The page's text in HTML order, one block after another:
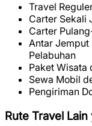
Travel
Carter Sekali
Carter
Antar Jemput
Pelabuhan
Paket Wisata
Sewa Mobil
Pengiriman
Rute Travel